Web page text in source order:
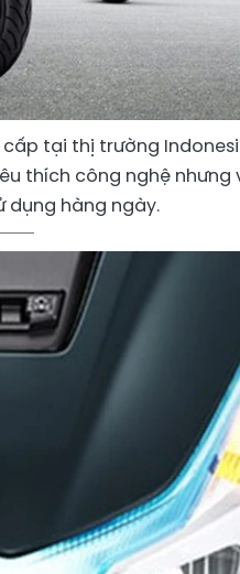
tại thị trường
thích công nghệ nhưng
dụng hàng ngày.